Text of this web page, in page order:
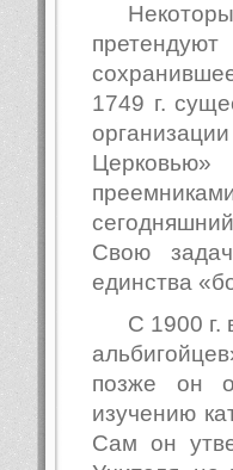
1749 г.
Свою
единства
С 1900 г.
позже он
изучению
Сам он